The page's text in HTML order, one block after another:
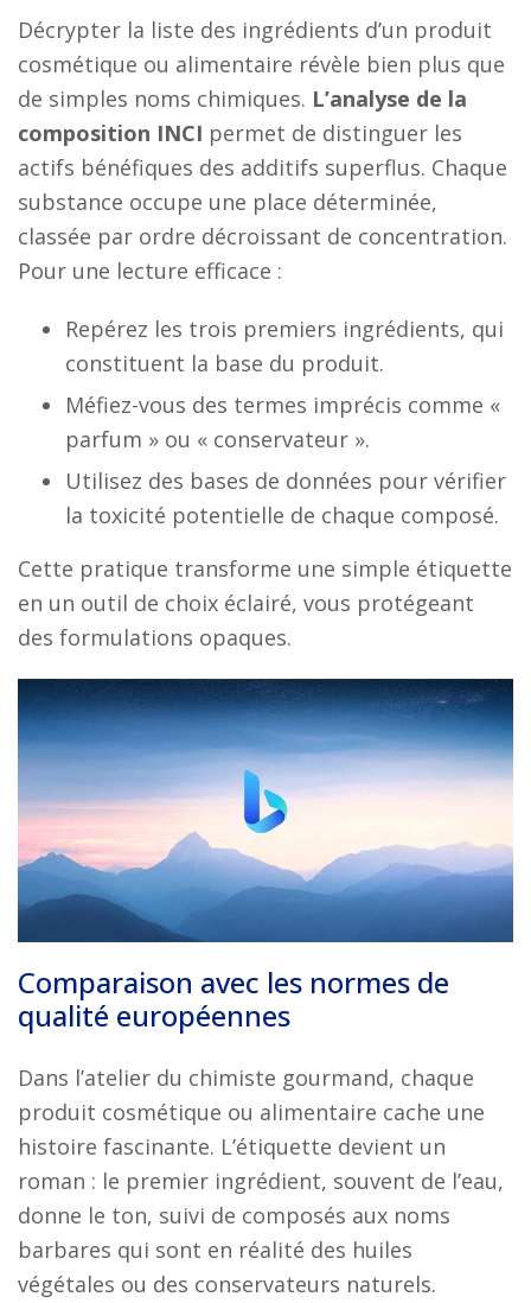
Décrypter la liste des ingrédients d’un produit
cosmétique ou alimentaire révèle bien plus que
de simples noms chimiques. L’analyse de la
composition INCI permet de distinguer les
actifs bénéfiques des additifs superflus. Chaque
substance occupe une place déterminée,
classée par ordre décroissant de concentration.
Pour une lecture efficace :
Repérez les trois premiers ingrédients, qui
constituent la base du produit.
Méfiez-vous des termes imprécis comme «
parfum » ou « conservateur ».
Utilisez des bases de données pour vérifier
la toxicité potentielle de chaque composé.
Cette pratique transforme une simple étiquette
en un outil de choix éclairé, vous protégeant
des formulations opaques.
Comparaison avec les normes de
qualité européennes
Dans l’atelier du chimiste gourmand, chaque
produit cosmétique ou alimentaire cache une
histoire fascinante. L’étiquette devient un
roman : le premier ingrédient, souvent de l’eau,
donne le ton, suivi de composés aux noms
barbares qui sont en réalité des huiles
végétales ou des conservateurs naturels.